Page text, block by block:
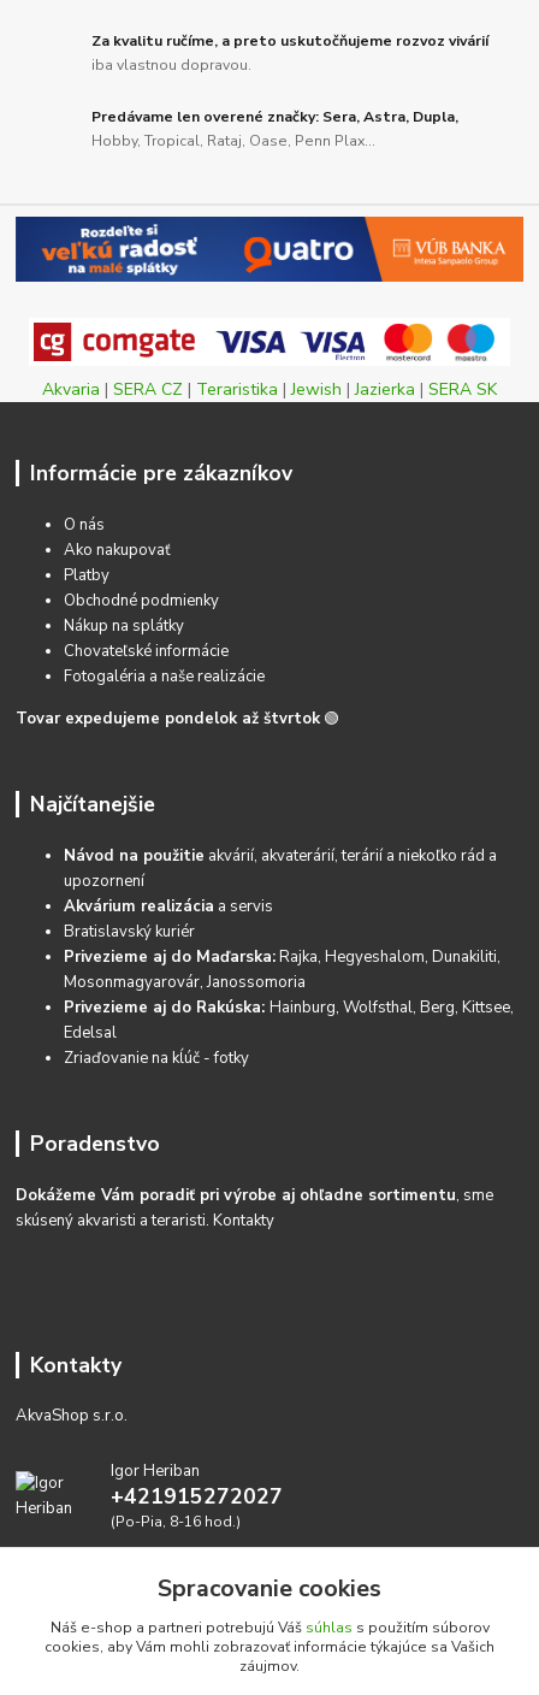
Za kvalitu ručíme, a preto uskutočňujeme rozvoz vivárií
iba vlastnou dopravou.
Predávame len overené značky: Sera, Astra, Dupla,
Hobby, Tropical, Rataj, Oase, Penn Plax...
Akvaria | SERA CZ | Teraristika |Jewish |Jazierka | SERA SK
Informácie pre zákazníkov
O nás
Ako nakupovať
Platby
Obchodné podmienky
Nákup na splátky
Chovateľské informácie
Fotogaléria a naše realizácie
Tovar expedujeme pondelok až štvrtok 🟢
Najčítanejšie
Návod na použitie akvárií, akvaterárií, terárií a niekoľko rád a
upozornení
Akvárium realizácia a servis
Bratislavský kuriér
Privezieme aj do Maďarska:Rajka, Hegyeshalom, Dunakiliti,
Mosonmagyarovár, Janossomoria
Privezieme aj do Rakúska:Hainburg, Wolfsthal, Berg, Kittsee,
Edelsal
Zriaďovanie na kĺúč - fotky
Poradenstvo
Dokážeme Vám poradiť pri výrobe aj ohľadne sortimentu, sme
skúsený akvaristi a teraristi.Kontakty
Kontakty
AkvaShop s.r.o.
Igor Heriban
+421915272027
(Po-Pia, 8-16 hod.)
Spracovanie cookies
Náš e-shop a partneri potrebujú Váš súhlas s použitím súborov
cookies, aby Vám mohli zobrazovať informácie týkajúce sa Vašich
záujmov.